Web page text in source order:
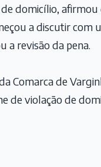
domicílio,
a discutir com
a revisão da pena.
Comarca de
de violação de